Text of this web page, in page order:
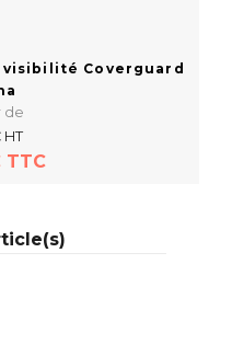
plus
Coverguard
de
HT
TTC